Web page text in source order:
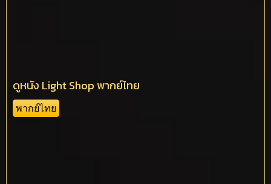
ดูหนัง Light Shop พากย์ไทย
พากย์ไทย